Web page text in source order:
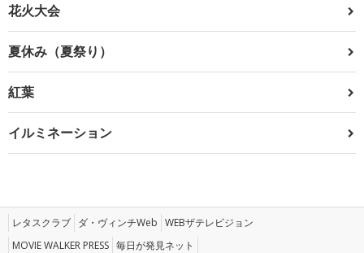
花火大会
夏休み（夏祭り）
紅葉
イルミネーション
レタスクラブ ダ・ヴィンチWeb WEBザテレビジョン
MOVIE WALKER PRESS 毎日が発見ネット